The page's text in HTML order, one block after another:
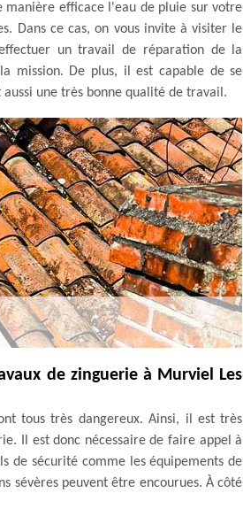
manière efficace l'eau de pluie sur votre
Dans ce cas, on vous invite à visiter le
un travail de réparation de la
mission. De plus, il est capable de se
une très bonne qualité de travail.
de zinguerie à Murviel Les
tous très dangereux. Ainsi, il est très
Il est donc nécessaire de faire appel à
de sécurité comme les équipements de
sévères peuvent être encourues. À côté